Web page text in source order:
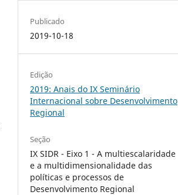
Publicado
2019-10-18
Edição
2019: Anais do IX Seminário
Internacional sobre Desenvolvimento
Regional
Seção
IX SIDR - Eixo 1 - A multiescalaridade
e a multidimensionalidade das
políticas e processos de
Desenvolvimento Regional